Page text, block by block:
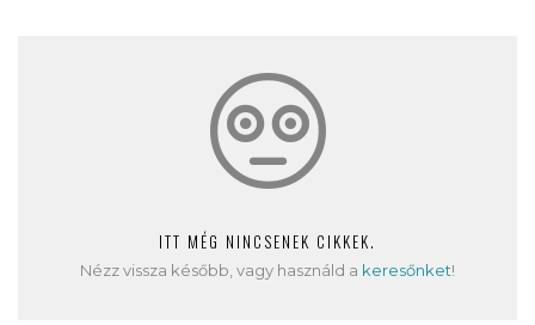
ITT MÉG NINCSENEK CIKKEK.
Nézz vissza később, vagy használd a keresőnket!